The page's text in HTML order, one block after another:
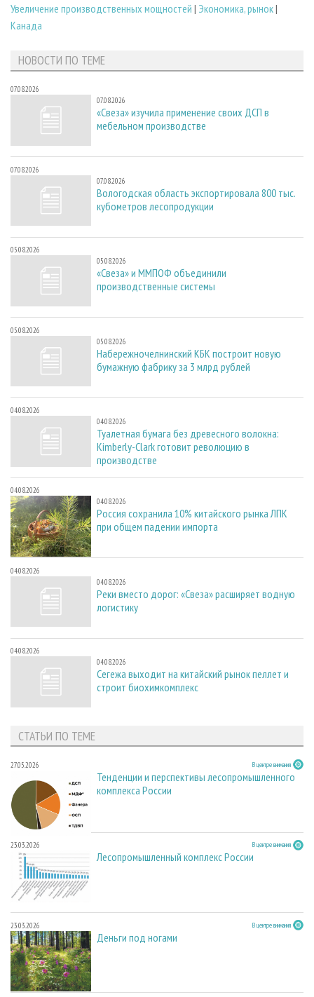
Увеличение производственных мощностей | Экономика, рынок|
Канада
НОВОСТИ ПО ТЕМЕ
07.08.2026
07.08.2026
«Свеза» изучила применение своих ДСП в
мебельном производстве
07.08.2026
07.08.2026
Вологодская область экспортировала 800 тыс.
кубометров лесопродукции
05.08.2026
05.08.2026
«Свеза» и ММПОФ объединили
производственные системы
05.08.2026
05.08.2026
Набережночелнинский КБК построит новую
бумажную фабрику за 3 млрд рублей
04.08.2026
04.08.2026
Туалетная бумага без древесного волокна:
Kimberly-Clark готовит революцию в
производстве
04.08.2026
04.08.2026
Россия сохранила 10% китайского рынка ЛПК
при общем падении импорта
04.08.2026
04.08.2026
Реки вместо дорог: «Свеза» расширяет водную
логистику
04.08.2026
04.08.2026
Сегежа выходит на китайский рынок пеллет и
строит биохимкомплекс
СТАТЬИ ПО ТЕМЕ
27.05.2026 В центре внимания
Тенденции и перспективы лесопромышленного
комплекса России
23.03.2026 В центре внимания
Лесопромышленный комплекс России
23.03.2026 В центре внимания
Деньги под ногами